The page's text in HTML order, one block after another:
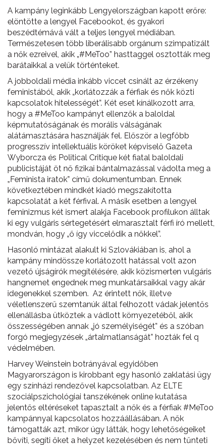
A kampány leginkább Lengyelországban kapott erőre:
elöntötte a lengyel Facebookot, és gyakori
beszédtémává vált a teljes lengyel médiában.
Természetesen több liberálisabb orgánum szimpatizált
a nők ezreivel, akik „#MeToo” hasttaggel osztották meg
barátaikkal a velük történteket.
A jobboldali média inkább viccet csinált az érzékeny
feministából, akik „korlátozzák a férfiak és nők közti
kapcsolatok hitelességét”. Két eset kínálkozott arra,
hogy a #MeToo kampányt ellenzők a baloldal
képmutatóságának és morális válságának
alátámasztására használják fel. Először a legfőbb
progresszív intellektuális köröket képviselő Gazeta
Wyborcza és Political Critique két fiatal baloldali
publicistáját öt nő fizikai bántalmazással vádolta meg a
„Feminista iratok” című dokumentumban. Ennek
következtében mindkét kiadó megszakította
kapcsolatát a két férfival. A másik esetben a lengyel
feminizmus két ismert alakja Facebook profilukon álltak
ki egy vulgáris sértegetésért elmarasztalt férfi író mellett,
mondván, hogy „ő így viccelődik a nőkkel”.
Hasonló mintázat alakult ki Szlovákiában is, ahol a
kampány mindössze korlátozott hatással volt azon
vezető újságírók megítélésére, akik közismerten vulgáris
hangnemet engednek meg munkatársaikkal vagy akár
idegenekkel szemben. Az érintett nők, illetve
véletlenszerű szemtanúk által felhozott vádak jelentős
ellenállásba ütköztek a vádlott környezetéből, akik
összességében annak „jó személyiségét” és a szóban
forgó megjegyzések „ártalmatlanságát” hozták fel q
védelmében.
Harvey Weinstein botrányával egyidőben
Magyarországon is kirobbant egy hasonló zaklatási ügy
egy színházi rendezővel kapcsolatban. Az ELTE
szociálpszichológiai tanszékének online kutatása
jelentős eltéréseket tapasztalt a nők és a férfiak #MeToo
kampánnyal kapcsolatos hozzáállásában. A nők
támogatták azt, mikor úgy látták, hogy lehetőségeiket
bővíti, segíti őket a helyzet kezelésében és nem tűnteti